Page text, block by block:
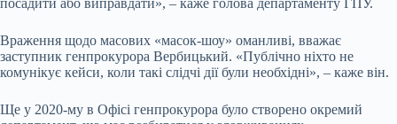
посадити або виправдати», – каже голова департаменту ГПУ.
Враження щодо масових «масок-шоу» оманливі, вважає
заступник генпрокурора Вербицький. «Публічно ніхто не
комунікує кейси, коли такі слідчі дії були необхідні», – каже він.
Ще у 2020-му в Офісі генпрокурора було створено окремий